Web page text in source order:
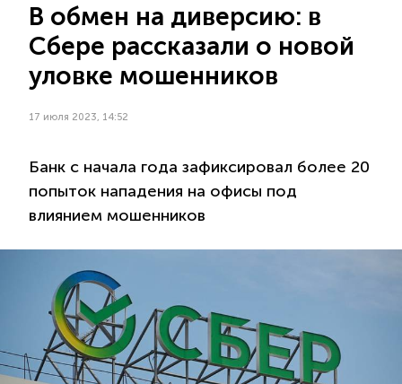
В обмен на диверсию: в
Сбере рассказали о новой
уловке мошенников
17 июля 2023, 14:52
Банк с начала года зафиксировал более 20
попыток нападения на офисы под
влиянием мошенников